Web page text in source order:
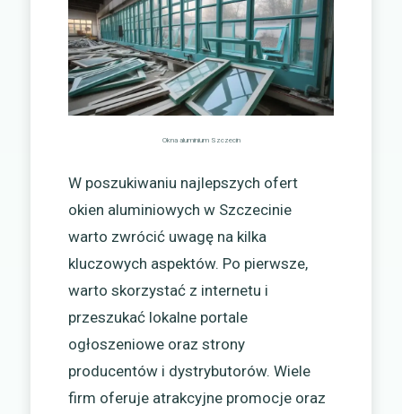
Okna aluminium Szczecin
W poszukiwaniu najlepszych ofert
okien aluminiowych w Szczecinie
warto zwrócić uwagę na kilka
kluczowych aspektów. Po pierwsze,
warto skorzystać z internetu i
przeszukać lokalne portale
ogłoszeniowe oraz strony
producentów i dystrybutorów. Wiele
firm oferuje atrakcyjne promocje oraz